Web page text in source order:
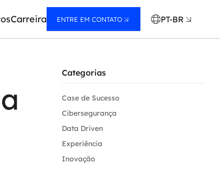
Carreira ENTRE EM CONTATO PT-BR
Categorias
Case de Sucesso
Cibersegurança
Data Driven
Experiência
Inovação